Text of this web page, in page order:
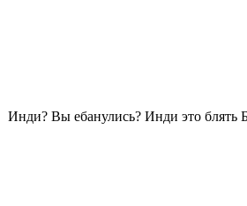
Инди? Вы ебанулись? Инди это блять